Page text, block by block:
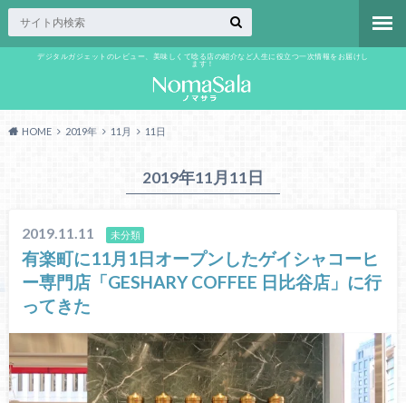
デジタルガジェットのレビュー、美味しくて唸る店の紹介など人生に役立つ一次情報をお届けし
ます！
HOME 2019年 11月 11日
2019年11月11日
2019.11.11 未分類
有楽町に11月1日オープンしたゲイシャコーヒ
ー専門店「GESHARY COFFEE 日比谷店」に行
ってきた